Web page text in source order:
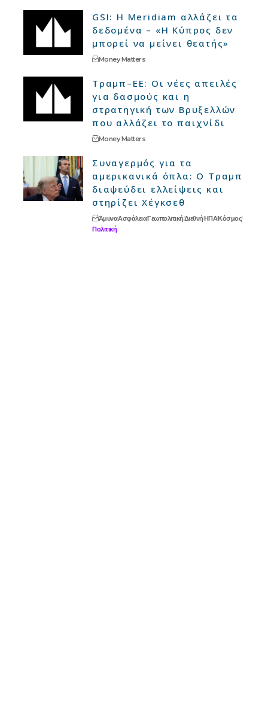
GSI: Η Meridiam αλλάζει τα
δεδομένα – «Η Κύπρος δεν
μπορεί να μείνει θεατής»
Money Matters
Τραμπ–ΕΕ: Οι νέες απειλές
για δασμούς και η
στρατηγική των Βρυξελλών
που αλλάζει το παιχνίδι
Money Matters
Συναγερμός για τα
αμερικανικά όπλα: Ο Τραμπ
διαψεύδει ελλείψεις και
στηρίζει Χέγκσεθ
ΆμυναΑσφάλειαΓεωπολιτικήΔιεθνήΗΠΑΚόσμος
Πολιτική